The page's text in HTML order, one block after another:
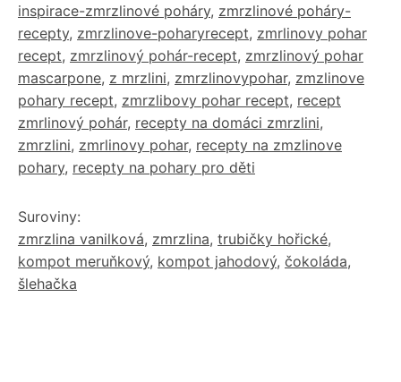
inspirace-zmrzlinové poháry, zmrzlinové poháry-
recepty, zmrzlinove-poharyrecept, zmrlinovy pohar
recept, zmrzlinový pohár-recept, zmrzlinový pohar
mascarpone, z mrzlini, zmrzlinovypohar, zmzlinove
pohary recept, zmrzlibovy pohar recept, recept
zmrlinový pohár, recepty na domáci zmrzlini,
zmrzlini, zmrlinovy pohar, recepty na zmzlinove
pohary, recepty na pohary pro děti
Suroviny:
zmrzlina vanilková, zmrzlina, trubičky hořické,
kompot meruňkový, kompot jahodový, čokoláda,
šlehačka